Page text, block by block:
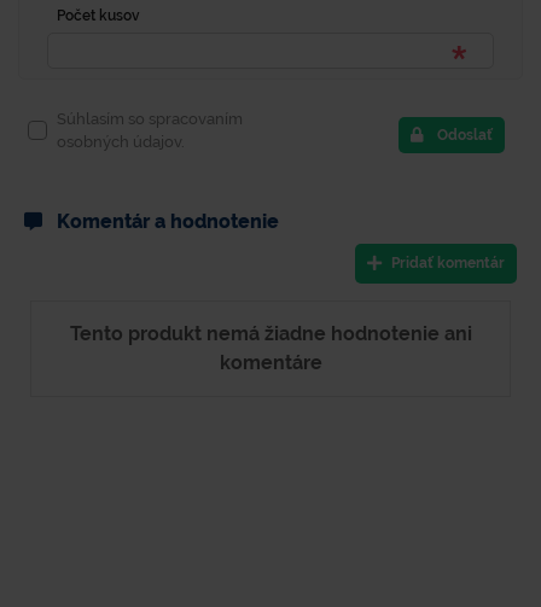
Počet kusov
Súhlasím so spracovaním
osobných údajov.
Odoslať
Komentár a hodnotenie
Pridať komentár
Tento produkt nemá žiadne hodnotenie ani
komentáre